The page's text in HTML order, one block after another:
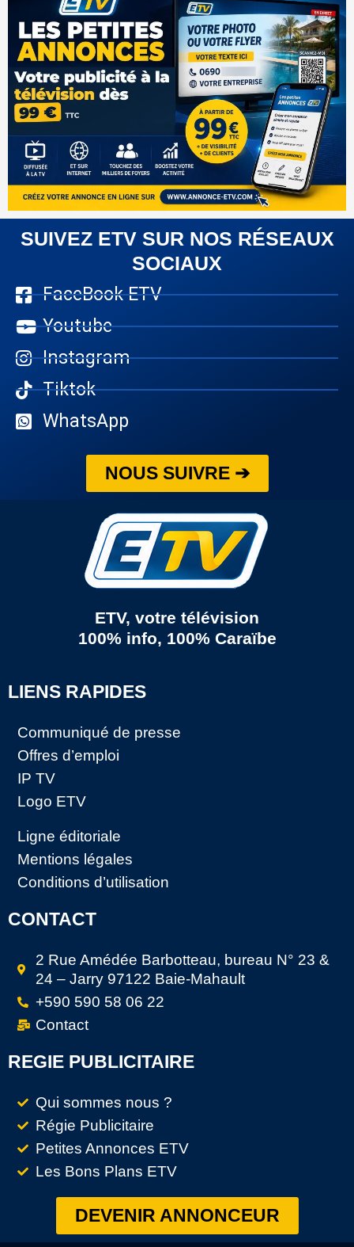
SUIVEZ ETV SUR NOS RÉSEAUX
SOCIAUX
FaceBook ETV
Youtube
Instagram
Tiktok
WhatsApp
NOUS SUIVRE ➔
ETV, votre télévision
100% info, 100% Caraïbe
LIENS RAPIDES
Communiqué de presse
Offres d’emploi
IP TV
Logo ETV
Ligne éditoriale
Mentions légales
Conditions d’utilisation
CONTACT
2 Rue Amédée Barbotteau, bureau N° 23 &
24 – Jarry 97122 Baie-Mahault
+590 590 58 06 22
Contact
REGIE PUBLICITAIRE
Qui sommes nous ?
Régie Publicitaire
Petites Annonces ETV
Les Bons Plans ETV
DEVENIR ANNONCEUR